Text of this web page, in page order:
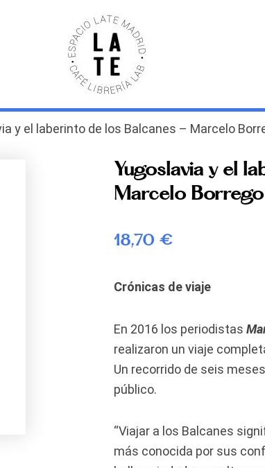
y el laberinto de los Balcanes – Marcelo
Yugoslavia y el
Marcelo
18,70 €
Crónicas de viaje
En 2016 los periodistas
realizaron un viaje
Un recorrido de seis
público.
“Viajar a los Balcanes
más conocida por sus